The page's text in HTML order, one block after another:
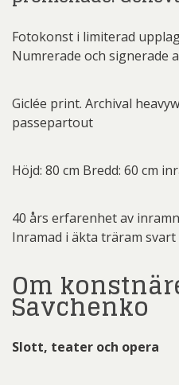
Fotokonst i limiterad
Numrerade och signerade
Giclée print. Archival
passepartout
Höjd: 80 cm Bredd: 60 cm
40 års erfarenhet av
Inramad i äkta träram svart
Om
Savchenko
Slott, teater och opera